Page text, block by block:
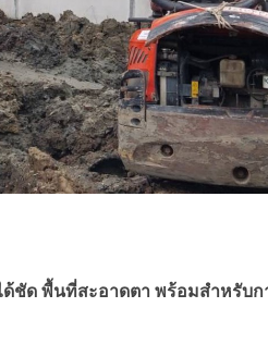
ชัด พื้นที่สะอาดตา พร้อมสำหรับก